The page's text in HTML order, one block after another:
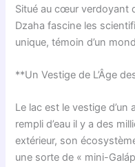
Situé au cœur verdoyant
Dzaha fascine les
unique, témoin d’un
**Un Vestige de L’Âge
Le lac est le vestige d’un
rempli d’eau il y a des
extérieur, son
une sorte de « mini-